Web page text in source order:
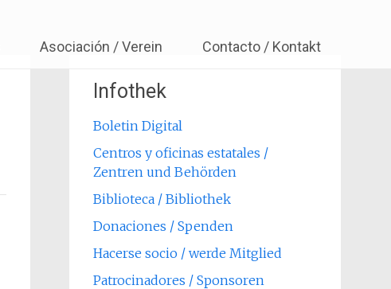
Asociación / Verein Contacto / Kontakt
Infothek
Boletin Digital
Centros y oficinas estatales /
Zentren und Behörden
Biblioteca / Bibliothek
Donaciones / Spenden
Hacerse socio / werde Mitglied
Patrocinadores / Sponsoren